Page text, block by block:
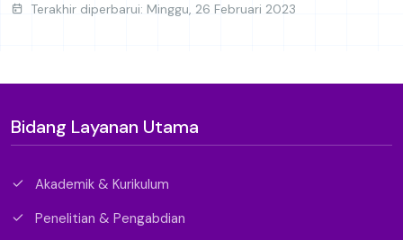
Terakhir diperbarui: Minggu, 26 Februari 2023
Bidang Layanan Utama
Akademik & Kurikulum
Penelitian & Pengabdian